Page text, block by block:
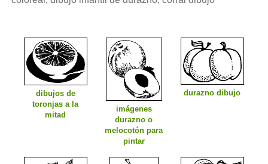
dibujos de
toronjas a la
mitad
imágenes
durazno o
melocotón para
pintar
durazno dibujo